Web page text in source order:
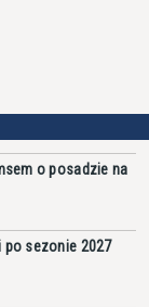
o posadzie na
po sezonie 2027